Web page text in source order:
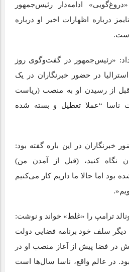
ادامه‌دار رئیس‌جمهور
درباره اظهارات اخیر او درباره
است.
«رئیس‌جمهور در گفت‌و‌گوی روز
در حضور خبرنگاران در یک
از رسیدن او به منصب (ریاست
ناسا “عملا تعطیل و بسته شده
خبرنگاران در این باره گفته بود:
نگاه کنید، (قبل از آمدن من)
بود اما حالا ما داریم کار می‌کنیم
ترامپ را «غلط» خواند و نوشت:
دیگر سلف خود برنامه فضایی دولت
در فضا پیش از آغاز منصب او در
بود. در عالم واقع، ناسا سال‌ها است